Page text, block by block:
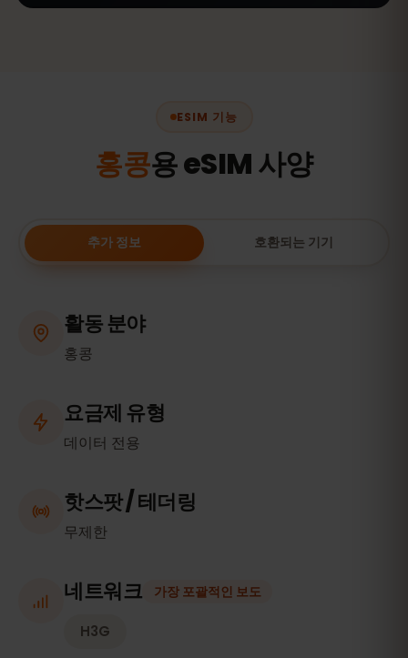
ESIM 기능
홍콩용 eSIM 사양
추가 정보 호환되는 기기
활동 분야
홍콩
요금제 유형
데이터 전용
핫스팟 / 테더링
무제한
네트워크 가장 포괄적인 보도
H3G